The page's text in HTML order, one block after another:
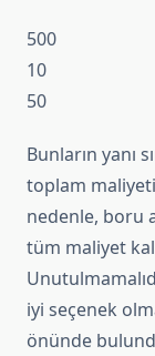
500
10
50
Bunların yanı
toplam
nedenle, boru
tüm maliyet
iyi seçenek
önünde